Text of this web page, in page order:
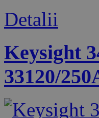
Detalii
Keysight
33120/